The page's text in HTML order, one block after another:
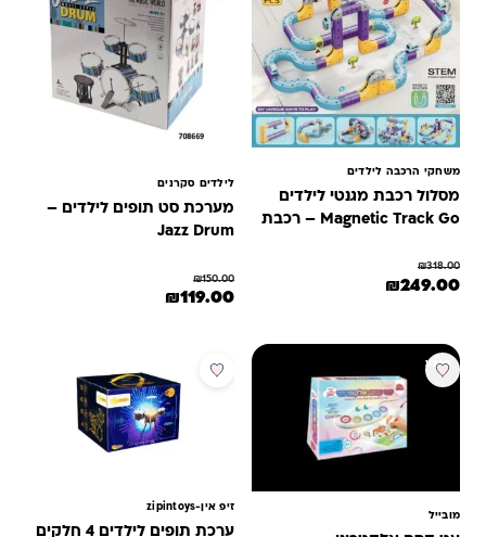
משחקי הרכבה לילדים
מסלול רכבת מגנטי לילדים
Magnetic Track Go – רכבת
₪318.00
המחיר המקורי היה: ₪318.00.
₪249.00 המחיר הנוכחי הוא: ₪249.00.
לילדים סקרנים
מערכת סט תופים לילדים –
Jazz Drum
₪150.00
המחיר המקורי היה: ₪150.00.
₪119.00 המחיר הנוכחי הוא: ₪119.00.
מבצע
מובייל
זיפ אין-zipintoys
ערכת תופים לילדים 4 חלקים